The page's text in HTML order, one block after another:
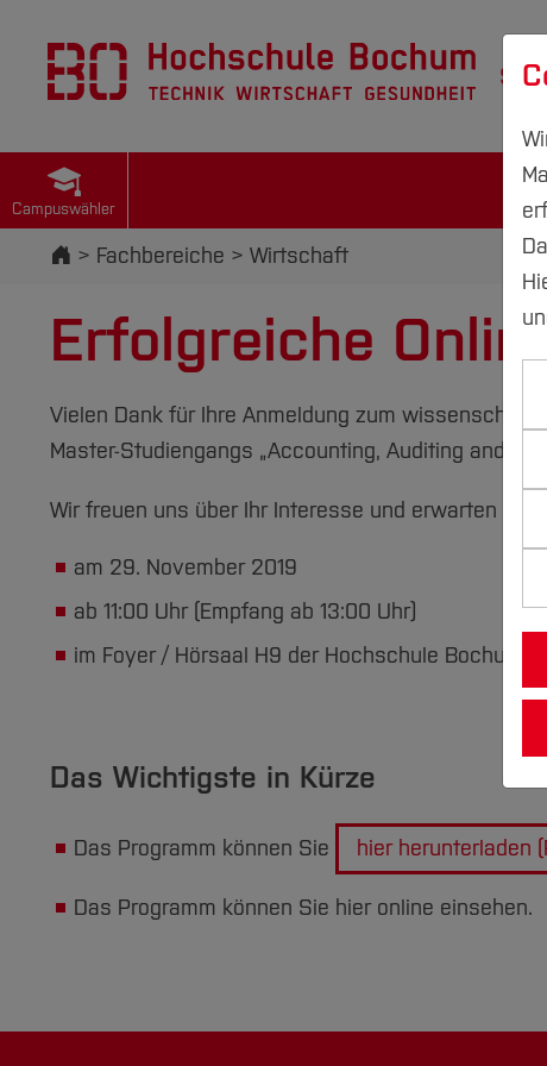
Campuswähler
Startseite
Fachbereiche Wirtschaft
Erfolgreiche
Vielen Dank für Ihre Anmeldung zum
Master-Studiengangs „Accounting, Auditing and
Wir freuen uns über Ihr Interesse und erwarten Sie
am 29. November 2019
ab 11:00 Uhr (Empfang ab 13:00 Uhr)
im Foyer / Hörsaal H9 der Hochschule Bochum.
Das Wichtigste in Kürze
Das Programm können Sie hier herunterladen
Das Programm können Sie hier online einsehen.